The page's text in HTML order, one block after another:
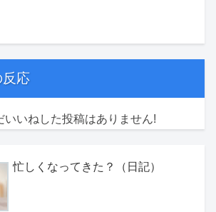
反応
いいねした投稿はありません!
忙しくなってきた？（日記）